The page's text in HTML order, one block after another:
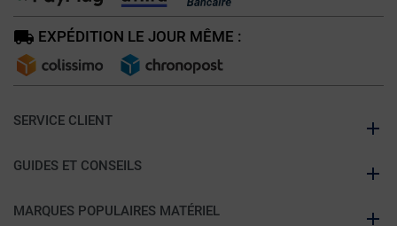
EXPÉDITION LE JOUR MÊME :
SERVICE CLIENT
GUIDES ET CONSEILS
MARQUES POPULAIRES MATÉRIEL